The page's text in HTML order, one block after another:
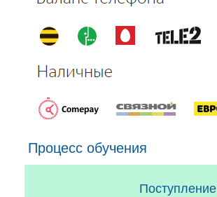
Процесс обучения
Поступление